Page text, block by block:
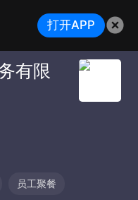
有限
员工聚餐
打开APP